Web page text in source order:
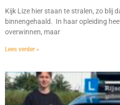
Kijk Lize hier staan te stralen, zo blij
binnengehaald. In haar opleiding
overwinnen, maar
Lees verder »